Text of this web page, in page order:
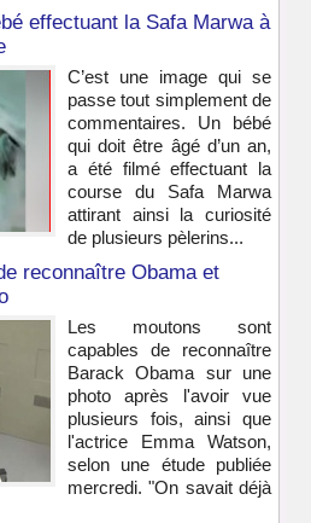
effectuant la Safa Marwa à
C’est une image qui se
passe tout simplement de
commentaires. Un bébé
qui doit être âgé d’un an,
a été filmé effectuant la
course du Safa Marwa
attirant ainsi la curiosité
de plusieurs pèlerins...
reconnaître Obama et
Les moutons sont
capables de reconnaître
Barack Obama sur une
photo après l'avoir vue
plusieurs fois, ainsi que
l'actrice Emma Watson,
selon une étude publiée
mercredi. "On savait déjà